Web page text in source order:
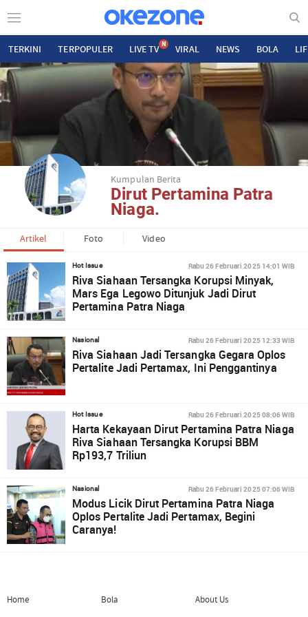
TERKINI TERPOPULER LIVE TV N VIRAL NEWS BOLA
Kumpulan Berita
Dirut Pertamina Patra
Niaga.
Artikel Foto Video
Hot Issue Rabu 26 Februari 2025 14:01 WIB
Riva Siahaan Tersangka Korupsi Minyak,
Mars Ega Legowo Ditunjuk Jadi Dirut
Pertamina Patra Niaga
Nasional Rabu 26 Februari 2025 12:33 WIB
Riva Siahaan Jadi Tersangka Gegara Oplos
Pertalite Jadi Pertamax, Ini Penggantinya
Hot Issue Rabu 26 Februari 2025 08:06 WIB
Harta Kekayaan Dirut Pertamina Patra Niaga
Riva Siahaan Tersangka Korupsi BBM
Rp193,7 Triliun
Nasional Rabu 26 Februari 2025 07:06 WIB
Modus Licik Dirut Pertamina Patra Niaga
Oplos Pertalite Jadi Pertamax, Begini
Caranya!
Home
Bola
About Us